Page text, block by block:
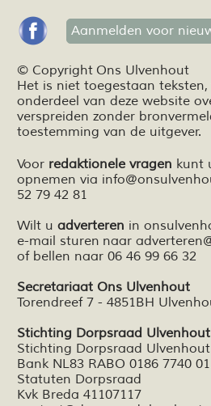
Aanmelden voor
© Copyright Ons Ulvenhout
Het is niet toegestaan teksten,
onderdeel van deze website
verspreiden zonder
toestemming van de uitgever.
Voor redaktionele vragen kunt
opnemen via
52 79 42 81
Wilt u adverteren in
e-mail sturen naar
of bellen naar 06 46 99 66 32
Secretariaat Ons Ulvenhout
Torendreef 7 - 4851BH
Stichting Dorpsraad Ulvenhout
Stichting Dorpsraad Ulvenhout
Bank NL83 RABO 0186 7740 01
Statuten Dorpsraad
Kvk Breda 41107117